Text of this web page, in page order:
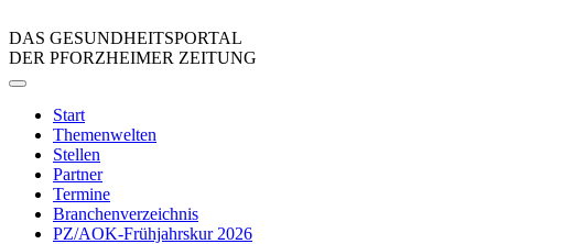
DAS GESUNDHEITSPORTAL
DER PFORZHEIMER ZEITUNG
Start
Themenwelten
Stellen
Partner
Termine
Branchenverzeichnis
PZ/AOK-Frühjahrskur 2026